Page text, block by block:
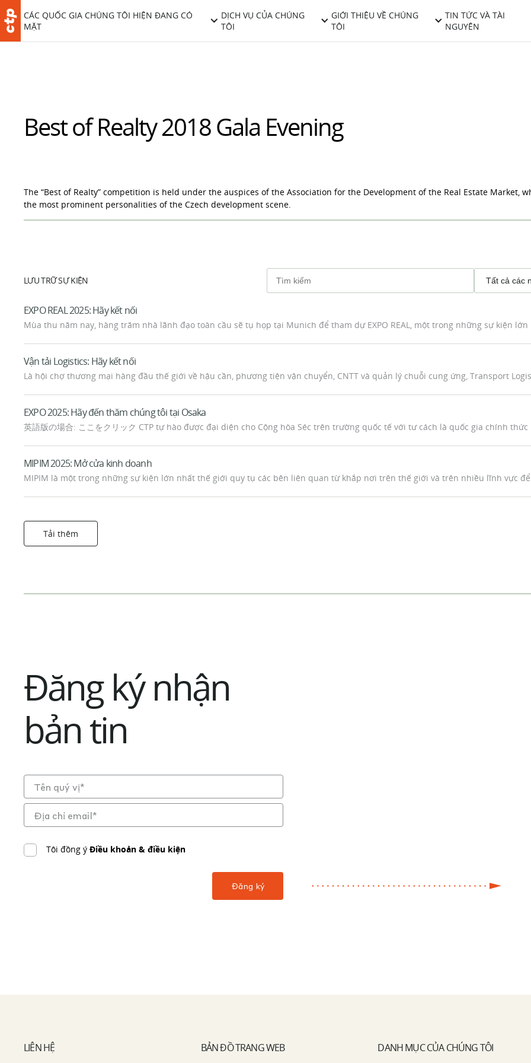
CÁC QUỐC GIA CHÚNG TÔI HIỆN ĐANG CÓ
MẶT
DỊCH VỤ CỦA CHÚNG
TÔI
GIỚI THIỆU VỀ CHÚNG
TÔI
TIN TỨC VÀ TÀI
NGUYÊN
Best of Realty 2018 Gala Evening
The “Best of Realty” competition is held under the auspices of the Association for the Development of the Real Estate Market,
the most prominent personalities of the Czech development scene.
LƯU TRỮ SỰ KIỆN
EXPO REAL 2025: Hãy kết nối
Mùa thu năm nay, hàng trăm nhà lãnh đạo toàn cầu sẽ tụ họp tại Munich để tham dự EXPO REAL, một trong những sự kiện
Vận tải Logistics: Hãy kết nối
Là hội chợ thương mại hàng đầu thế giới về hậu cần, phương tiện vận chuyển, CNTT và quản lý chuỗi cung ứng, Transport
EXPO 2025: Hãy đến thăm chúng tôi tại Osaka
英語版の場合: ここをクリック CTP tự hào được đại diện cho Cộng hòa Séc trên trường quốc tế với tư cách là quốc gia chính thức
MIPIM 2025: Mở cửa kinh doanh
MIPIM là một trong những sự kiện lớn nhất thế giới quy tụ các bên liên quan từ khắp nơi trên thế giới và trên nhiều lĩnh vực để
Tải thêm
Đăng ký nhận
bản tin
Tôi đồng ý Điều khoản & điều kiện
LIÊN HỆ BẢN ĐỒ TRANG WEB DANH MỤC CỦA CHÚNG TÔI